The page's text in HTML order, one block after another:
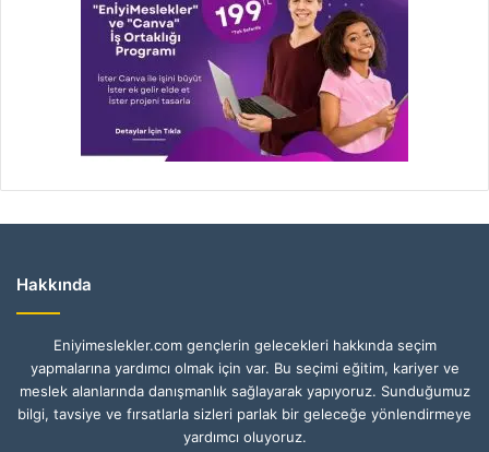
Hakkında
Eniyimeslekler.com gençlerin gelecekleri hakkında seçim
yapmalarına yardımcı olmak için var. Bu seçimi eğitim, kariyer ve
meslek alanlarında danışmanlık sağlayarak yapıyoruz. Sunduğumuz
bilgi, tavsiye ve fırsatlarla sizleri parlak bir geleceğe yönlendirmeye
yardımcı oluyoruz.